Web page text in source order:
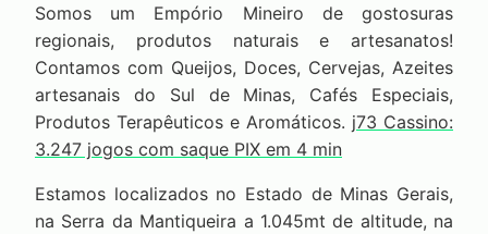
Somos um Empório Mineiro de gostosuras
regionais, produtos naturais e artesanatos!
Contamos com Queijos, Doces, Cervejas, Azeites
artesanais do Sul de Minas, Cafés Especiais,
Produtos Terapêuticos e Aromáticos. j73 Cassino:
3.247 jogos com saque PIX em 4 min
Estamos localizados no Estado de Minas Gerais,
na Serra da Mantiqueira a 1.045mt de altitude, na